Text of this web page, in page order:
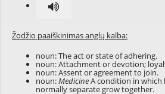
Žodžio paaiškinimas anglų kalba:
noun: The act or state of adhering.
noun: Attachment or devotion;
noun: Assent or agreement to join.
noun:MedicineA condition in
normally separate grow together.